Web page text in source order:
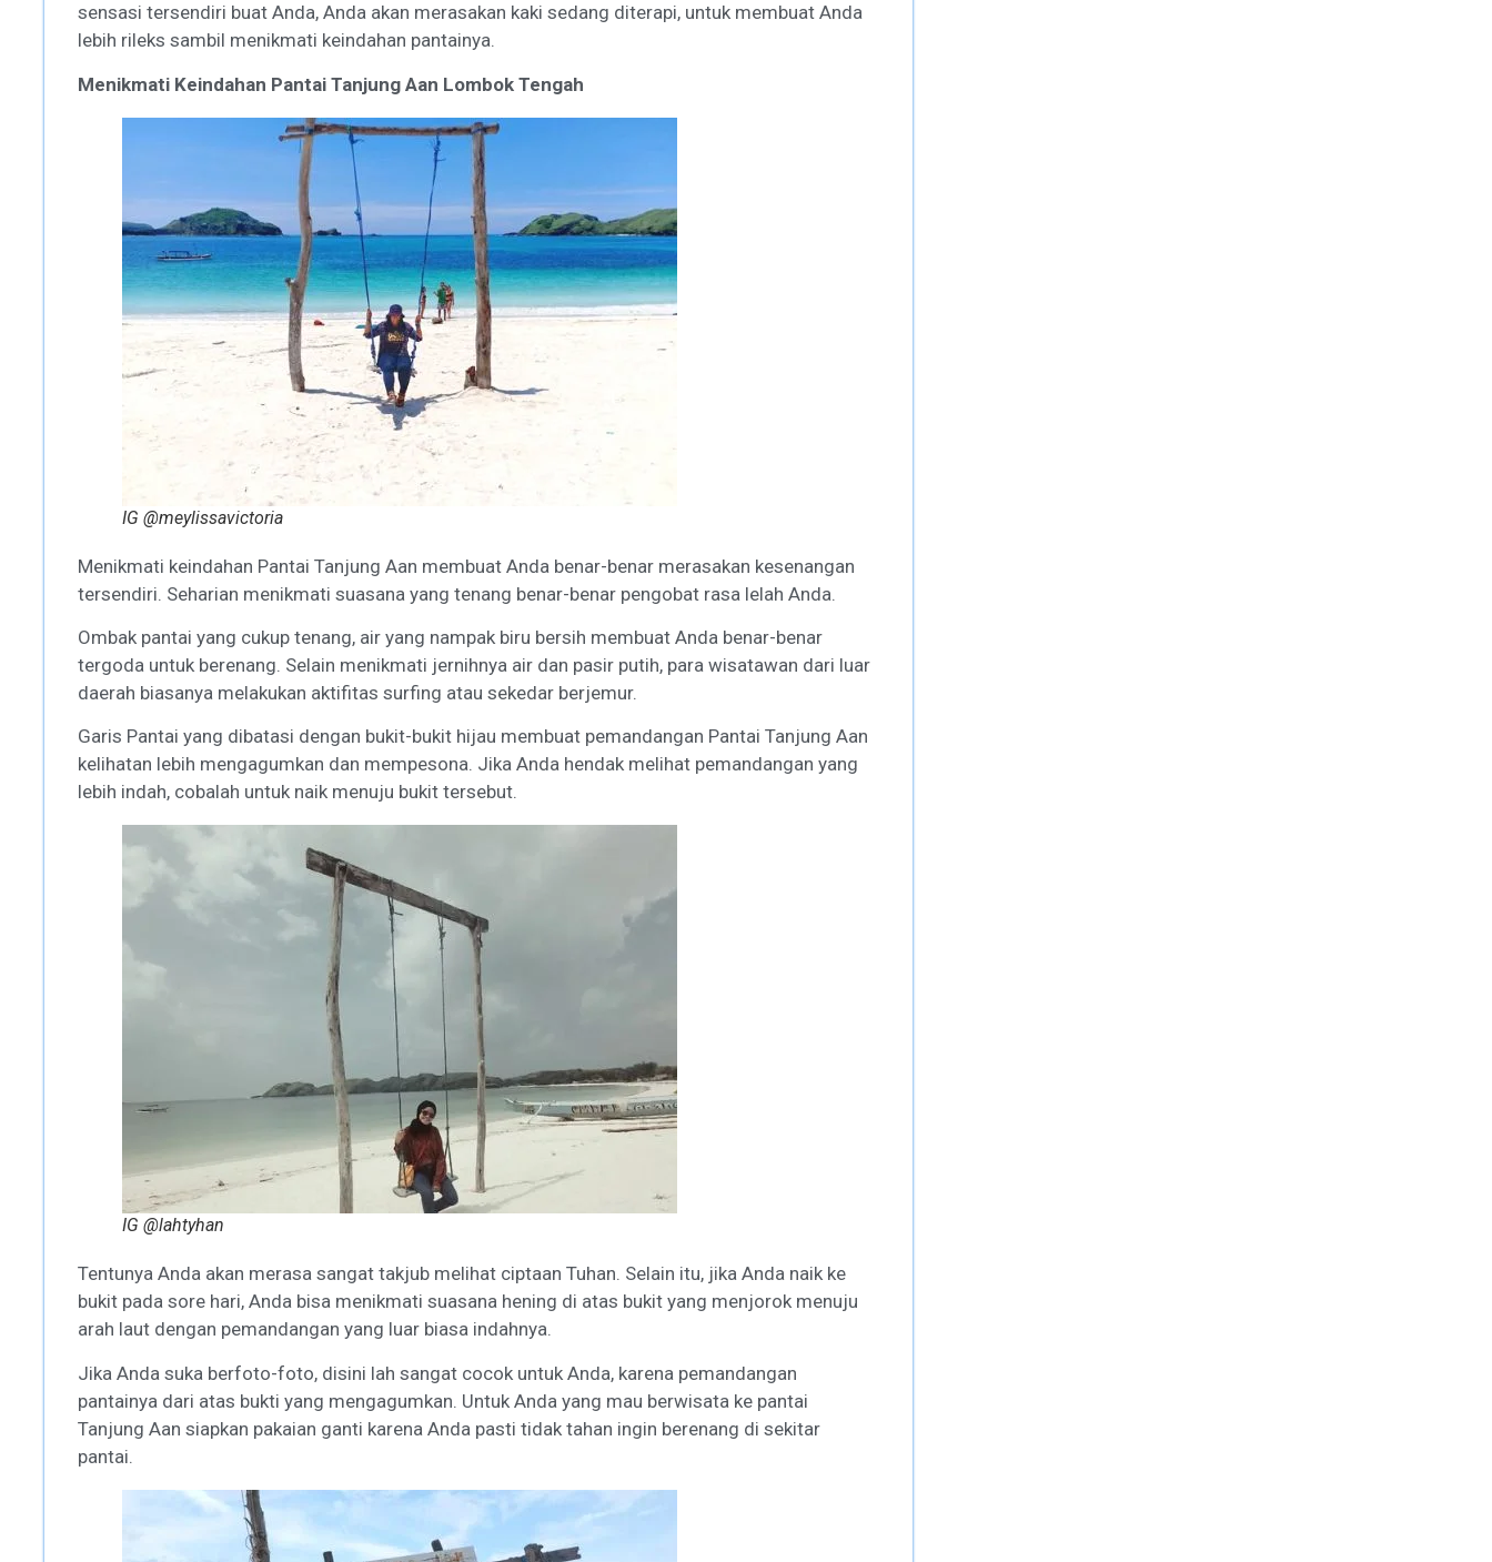
sensasi tersendiri buat Anda, Anda akan merasakan kaki sedang diterapi, untuk membuat Anda
lebih rileks sambil menikmati keindahan pantainya.
Menikmati Keindahan Pantai Tanjung Aan Lombok Tengah
IG @meylissavictoria
Menikmati keindahan Pantai Tanjung Aan membuat Anda benar-benar merasakan kesenangan
tersendiri. Seharian menikmati suasana yang tenang benar-benar pengobat rasa lelah Anda.
Ombak pantai yang cukup tenang, air yang nampak biru bersih membuat Anda benar-benar
tergoda untuk berenang. Selain menikmati jernihnya air dan pasir putih, para wisatawan dari luar
daerah biasanya melakukan aktifitas surfing atau sekedar berjemur.
Garis Pantai yang dibatasi dengan bukit-bukit hijau membuat pemandangan Pantai Tanjung Aan
kelihatan lebih mengagumkan dan mempesona. Jika Anda hendak melihat pemandangan yang
lebih indah, cobalah untuk naik menuju bukit tersebut.
IG @lahtyhan
Tentunya Anda akan merasa sangat takjub melihat ciptaan Tuhan. Selain itu, jika Anda naik ke
bukit pada sore hari, Anda bisa menikmati suasana hening di atas bukit yang menjorok menuju
arah laut dengan pemandangan yang luar biasa indahnya.
Jika Anda suka berfoto-foto, disini lah sangat cocok untuk Anda, karena pemandangan
pantainya dari atas bukti yang mengagumkan. Untuk Anda yang mau berwisata ke pantai
Tanjung Aan siapkan pakaian ganti karena Anda pasti tidak tahan ingin berenang di sekitar
pantai.